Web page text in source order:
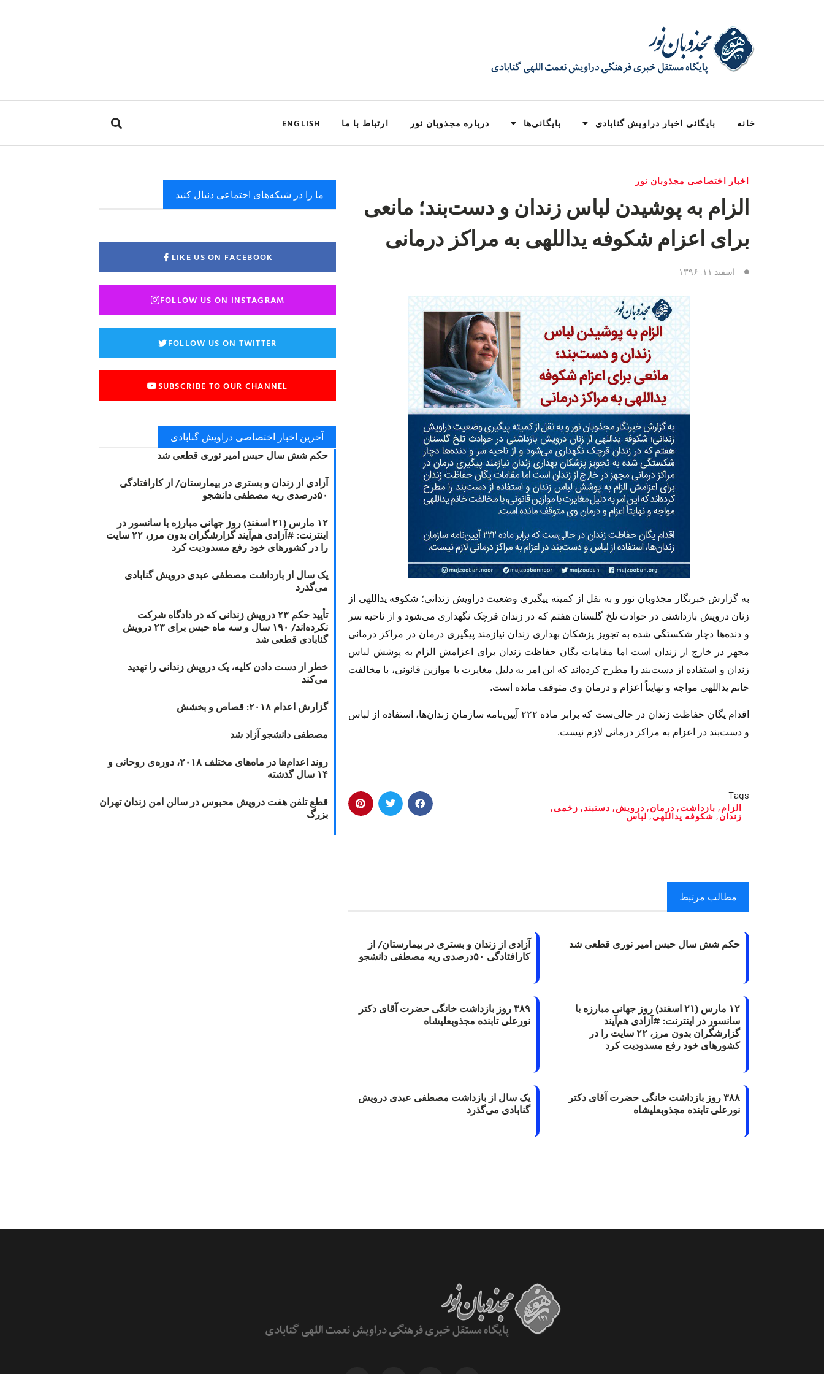
خانه بایگانی اخبار دراویش گنابادی بایگانی‌ها درباره مجذوبان نور ارتباط با ما ENGLISH
اخبار اختصاصی مجذوبان نور
الزام به پوشیدن لباس زندان و دست‌بند؛ مانعی
برای اعزام شکوفه یداللهی به مراکز درمانی
اسفند ۱۱, ۱۳۹۶
به گزارش خبرنگار مجذوبان نور و به نقل از کمیته پیگیری وضعیت دراویش زندانی؛ شکوفه یداللهی از
زنان درویش بازداشتی در حوادث تلخ گلستان هفتم که در زندان قرچک نگهداری می‌شود و از ناحیه سر
و دنده‌ها دچار شکستگی شده به تجویز پزشکان بهداری زندان نیازمند پیگیری درمان در مراکز درمانی
مجهز در خارج از زندان است اما مقامات یگان حفاظت زندان برای اعزامش الزام به پوشش لباس
زندان و استفاده از دست‌بند را مطرح کرده‌اند که این امر به دلیل مغایرت با موازین قانونی، با مخالفت
خانم یداللهی مواجه و نهایتاً اعزام و درمان وی متوقف مانده است.
اقدام یگان حفاظت زندان در حالی‌ست که برابر ماده ۲۲۲ آیین‌نامه سازمان زندان‌ها، استفاده از لباس
و دست‌بند در اعزام به مراکز درمانی لازم نیست.
Tags
الزام, بازداشت, درمان, درویش, دستبند, زخمی,
زندان, شکوفه یداللهی, لباس
مطالب مرتبط
حکم شش سال حبس امیر نوری قطعی شد
آزادی از زندان و بستری در بیمارستان/ از
کارافتادگی ۵۰درصدی ریه مصطفی دانشجو
۱۲ مارس (۲۱ اسفند) روز جهانی مبارزه با
سانسور در اینترنت: #آزادی هم‌آیند
گزارشگران‌ بدون مرز، ۲۲ سایت را در
کشورهای خود رفع مسدودیت کرد
۳۸۹ روز بازداشت خانگی حضرت آقای دکتر
نورعلی تابنده مجذوبعلیشاه
۳۸۸ روز بازداشت خانگی حضرت آقای دکتر
نورعلی تابنده مجذوبعلیشاه
یک سال از بازداشت مصطفی عبدی درویش
گنابادی می‌گذرد
ما را در شبکه‌های اجتماعی دنبال کنید
LIKE US ON FACEBOOK
FOLLOW US ON INSTAGRAM
FOLLOW US ON TWITTER
SUBSCRIBE TO OUR CHANNEL
آخرین اخبار اختصاصی دراویش گنابادی
حکم شش سال حبس امیر نوری قطعی شد
آزادی از زندان و بستری در بیمارستان/ از کارافتادگی
۵۰درصدی ریه مصطفی دانشجو
۱۲ مارس (۲۱ اسفند) روز جهانی مبارزه با سانسور در
اینترنت: #آزادی هم‌آیند گزارشگران‌ بدون مرز، ۲۲ سایت
را در کشورهای خود رفع مسدودیت کرد
یک سال از بازداشت مصطفی عبدی درویش گنابادی
می‌گذرد
تأیید حکم ۲۳ درویش زندانی که در دادگاه شرکت
نکرده‌اند/ ۱۹۰ سال و سه ماه حبس برای ۲۳ درویش
گنابادی قطعی شد
خطر از دست دادن کلیه، یک درویش زندانی را تهدید
می‌کند
گزارش اعدام ۲۰۱۸: قصاص و بخشش
مصطفی دانشجو آزاد شد
روند اعدام‌ها در ماه‌های مختلف ۲۰۱۸، دوره‌ی روحانی و
۱۴ سال گذشته
قطع تلفن هفت درویش محبوس در سالن امن زندان تهران
بزرگ